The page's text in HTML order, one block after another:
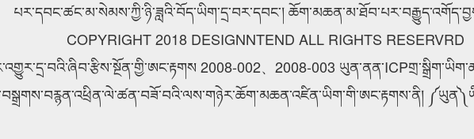
པར་དབང་ཚང་མ་སེམས་ཀྱི་ཉི་ཟླའི་བོད་ཡིག་དྲ་བར་དབང་།
COPYRIGHT 2018 DESIGNNTEND ALL RIGHTS RESERVRD
2008-002、2008-003